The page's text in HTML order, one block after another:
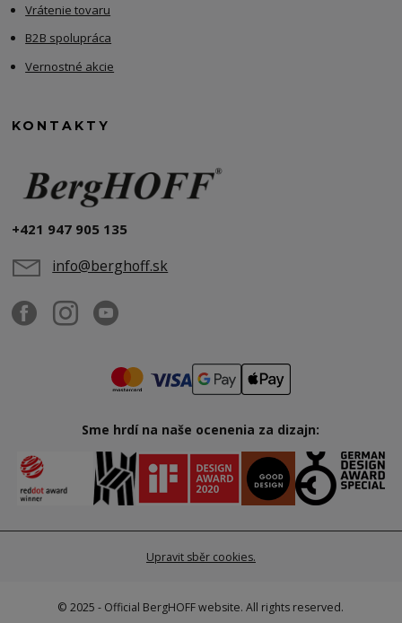
Vrátenie tovaru
B2B spolupráca
Vernostné akcie
KONTAKTY
+421 947 905 135
info@berghoff.sk
Sme hrdí na naše ocenenia za dizajn:
Upravit sběr cookies.
© 2025 - Official BergHOFF website. All rights reserved.